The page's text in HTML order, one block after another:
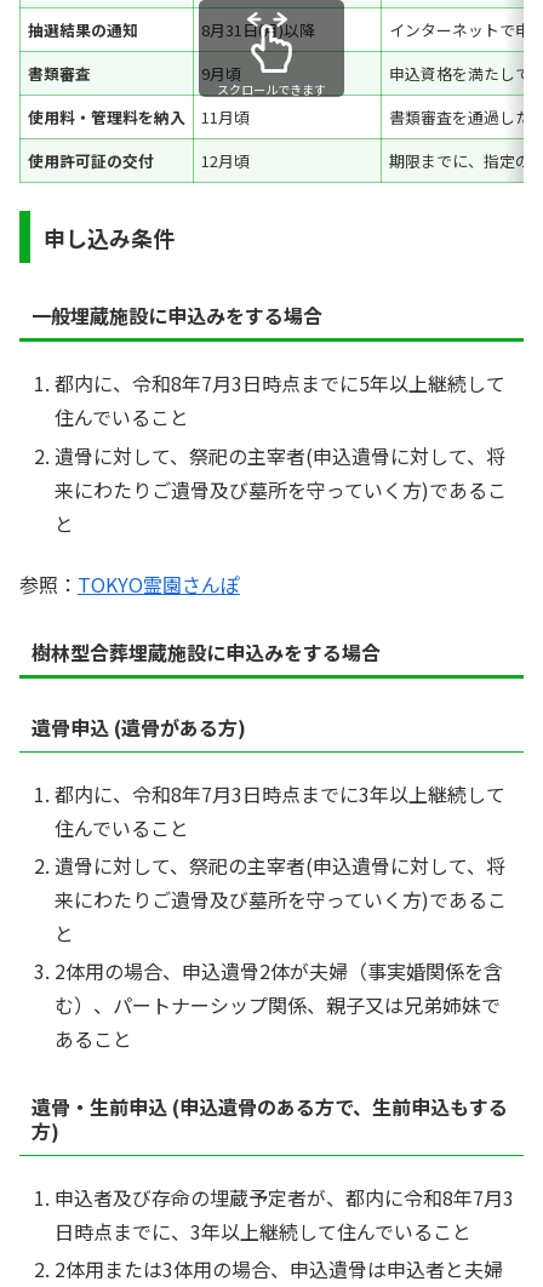
抽選結果の通知 8月31日(月)以降
インターネットで申
書類審査
9月頃
申込資格を満たして
使用料・管理料を納入
11月頃
書類審査を通過した
使用許可証の交付
12月頃 期限までに、指定の
スクロールできます
申し込み条件
一般埋蔵施設に申込みをする場合
都内に、令和8年7月3日時点までに5年以上継続して
住んでいること
遺骨に対して、祭祀の主宰者(申込遺骨に対して、将
来にわたりご遺骨及び墓所を守っていく方)であるこ
と
参照： TOKYO霊園さんぽ
樹林型合葬埋蔵施設に申込みをする場合
遺骨申込 (遺骨がある方)
都内に、令和8年7月3日時点までに3年以上継続して
住んでいること
遺骨に対して、祭祀の主宰者(申込遺骨に対して、将
来にわたりご遺骨及び墓所を守っていく方)であるこ
と
2体用の場合、申込遺骨2体が夫婦（事実婚関係を含
む）、パートナーシップ関係、親子又は兄弟姉妹で
あること
遺骨・生前申込 (申込遺骨のある方で、生前申込もする
方)
申込者及び存命の埋蔵予定者が、都内に令和8年7月3
日時点までに、3年以上継続して住んでいること
2体用または3体用の場合、申込遺骨は申込者と夫婦